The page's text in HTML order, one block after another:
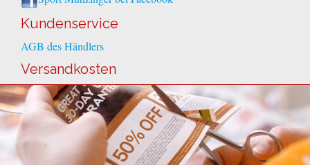
Kundenservice
AGB des Händlers
Versandkosten